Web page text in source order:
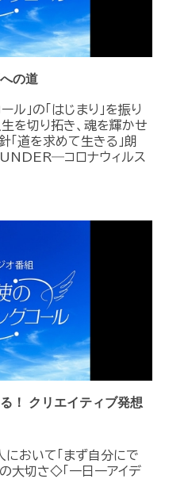
の道
」の「はじまり」を振り
を切り拓き、魂を輝かせ
道を求めて生きる」朗
コロナウィルス
！ クリエイティブ発想
において「まず自分にで
大切さ◇「一日一アイデ